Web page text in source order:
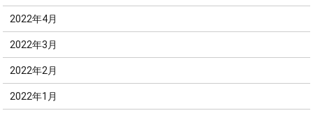
2022年4月
2022年3月
2022年2月
2022年1月